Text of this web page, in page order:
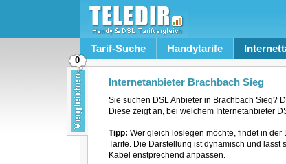
Tarif-Suche Handytarife
Internetanbieter Brachbach Sieg
Sie suchen DSL Anbieter in Brachbach Sieg?
Diese zeigt an, bei welchem Internetanbieter
Tipp: Wer gleich loslegen möchte, findet in
Tarife. Die Darstellung ist dynamisch und lässt
Kabel enstprechend anpassen.
0